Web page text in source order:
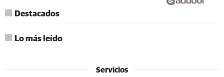
Destacados
Lo más leído
Servicios